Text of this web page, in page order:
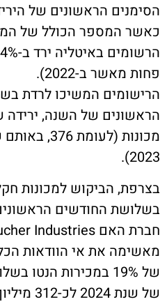
הראשונים של הירידה
המספר הכולל של
ב-2022).
המשיכו לרדת בשלושת
מכונות (לעומת 376,
הביקוש למכונות
החודשים הראשונים של
את אי הוודאות הכלכלית
של 19% במכירות הנטו
ליש"ט.